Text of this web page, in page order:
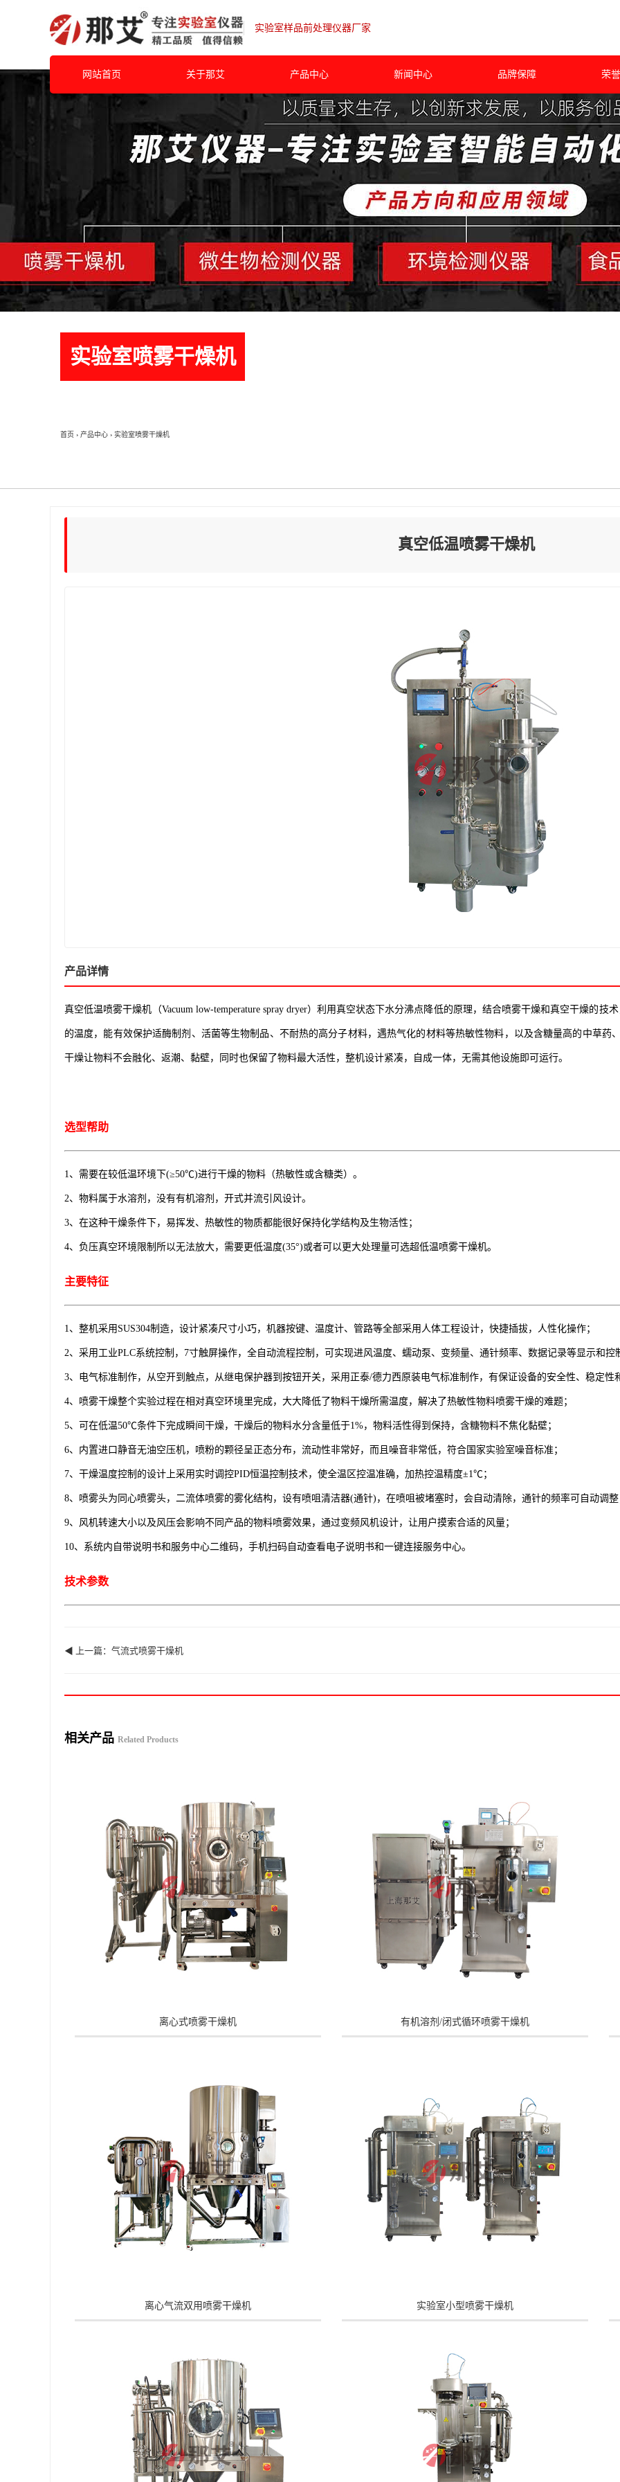
实验室样品前处理仪器厂家
网站首页 关于那艾 产品中心 新闻中心 品牌保障 荣
实验室喷雾干燥机
首页 › 产品中心 › 实验室喷雾干燥机
真空低温喷雾干燥机
产品详情
真空低温喷雾干燥机（Vacuum low-temperature spray dryer）利用真空状态下水分沸点降低的原理，结合喷雾干燥和真空干燥的技
的温度，能有效保护适酶制剂、活菌等生物制品、不耐热的高分子材料，遇热气化的材料等热敏性物料，以及含糖量高的中草药
干燥让物料不会融化、返潮、黏壁，同时也保留了物料最大活性，整机设计紧凑，自成一体，无需其他设施即可运行。
选型帮助
1、需要在较低温环境下(≥50℃)进行干燥的物料（热敏性或含糖类）。
2、物料属于水溶剂，没有有机溶剂，开式并流引风设计。
3、在这种干燥条件下，易挥发、热敏性的物质都能很好保持化学结构及生物活性；
4、负压真空环境限制所以无法放大，需要更低温度(35°)或者可以更大处理量可选超低温喷雾干燥机。
主要特征
1、整机采用SUS304制造，设计紧凑尺寸小巧，机器按键、温度计、管路等全部采用人体工程设计，快捷插拔，人性化操作；
2、采用工业PLC系统控制，7寸触屏操作，全自动流程控制，可实现进风温度、蠕动泵、变频量、通针频率、数据记录等显示和控
3、电气标准制作，从空开到触点，从继电保护器到按钮开关，采用正泰/德力西原装电气标准制作，有保证设备的安全性、稳定性
4、喷雾干燥整个实验过程在相对真空环境里完成，大大降低了物料干燥所需温度，解决了热敏性物料喷雾干燥的难题；
5、可在低温50℃条件下完成瞬间干燥，干燥后的物料水分含量低于1%，物料活性得到保持，含糖物料不焦化黏壁；
6、内置进口静音无油空压机，喷粉的颗径呈正态分布，流动性非常好，而且噪音非常低，符合国家实验室噪音标准；
7、干燥温度控制的设计上采用实时调控PID恒温控制技术，使全温区控温准确，加热控温精度±1℃；
8、喷雾头为同心喷雾头，二流体喷雾的雾化结构，设有喷咀清洁器(通针)，在喷咀被堵塞时，会自动清除，通针的频率可自动调整
9、风机转速大小以及风压会影响不同产品的物料喷雾效果，通过变频风机设计，让用户摸索合适的风量；
10、系统内自带说明书和服务中心二维码，手机扫码自动查看电子说明书和一键连接服务中心。
技术参数
◀ 上一篇：气流式喷雾干燥机
相关产品 Related Products
离心式喷雾干燥机 有机溶剂/闭式循环喷雾干燥机
离心气流双用喷雾干燥机 实验室小型喷雾干燥机